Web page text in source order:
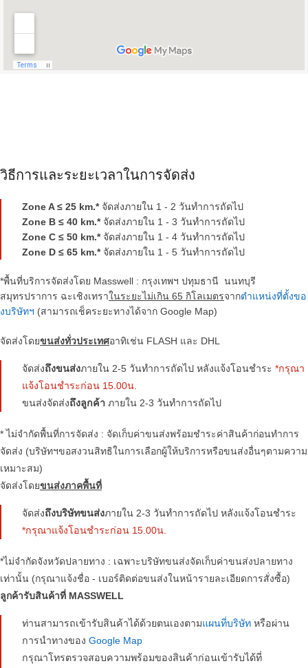
วิธีการและระยะเวลาในการจัดส่ง
Zone A ≤ 25 km.*จัดส่งภายใน 1 - 2 วันทำการถัดไป
Zone B ≤ 40 km.*จัดส่งภายใน 1 - 3 วันทำการถัดไป
Zone C ≤ 50 km.*จัดส่งภายใน 1 - 4 วันทำการถัดไป
Zone D ≤ 65 km.*จัดส่งภายใน 1 - 5 วันทำการถัดไป
*พื้นที่บริการจัดส่งโดย Masswell : กรุงเทพฯ ปทุมธานี นนทบุรี
สมุทรปราการ ฉะเชิงเทราในระยะไม่เกิน 65 กิโลเมตรจากตำแหน่งที่ตั้งขอ
งบริษัทฯ (สามารถเช็คระยะทางได้จาก Google Map)
จัดส่งโดยขนส่งทั่วประเทศอาทิเช่น FLASH และ DHL
จัดส่งถึงขนส่งภายใน 2-5 วันทำการถัดไป หลังแจ้งโอนชำระ *กรุณา
แจ้งโอนชำระก่อน 15.00น.
ขนส่งจัดส่งถึงลูกค้า ภายใน 2-3 วันทำการถัดไป
* ไม่จำกัดพื้นที่การจัดส่ง : จัดเก็บค่าขนส่งพร้อมชำระค่าสินค้าก่อนทำการ
จัดส่ง (บริษัทฯขอสงวนสิทธิในการเลือกผู้ให้บริการหรือขนส่งอื่นๆตามความ
เหมาะสม)
จัดส่งโดยขนส่งภาคพื้นที่
จัดส่งถึงบริษัทขนส่งภายใน 2-3 วันทำการถัดไป หลังแจ้งโอนชำระ
*กรุณาแจ้งโอนชำระก่อน 15.00น.
*ไม่จำกัดจังหวัดปลายทาง : เฉพาะบริษัทขนส่งจัดเก็บค่าขนส่งปลายทาง
เท่านั้น (กรุณาแจ้งชื่อ - เบอร์ติดต่อขนส่งในหน้ารายละเอียดการสั่งซื้อ)
ลูกค้ารับสินค้าที่ MASSWELL
ท่านสามารถเข้ารับสินค้าได้ด้วยตนเองตามแผนที่บริษัท หรือผ่าน
การนำทางของ Google Map
กรุณาโทรตรวจสอบความพร้อมของสินค้าก่อนเข้ารับได้ที่